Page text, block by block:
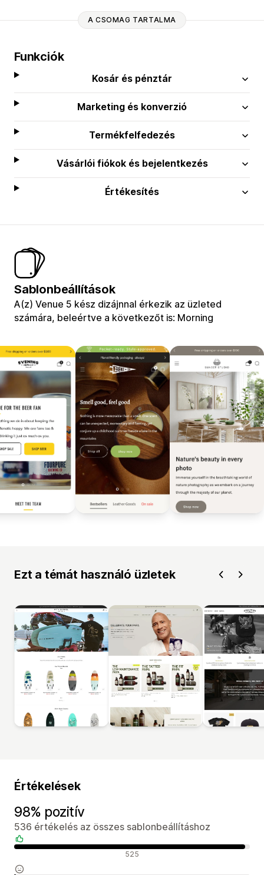
A CSOMAG TARTALMA
Funkciók
Kosár és pénztár
Marketing és konverzió
Termékfelfedezés
Vásárlói fiókok és bejelentkezés
Értékesítés
Sablonbeállítások
A(z) Venue 5 kész dizájnnal érkezik az üzleted
számára, beleértve a következőt is: Morning
Ezt a témát használó üzletek
Értékelések
98% pozitív
536 értékelés az összes sablonbeállításhoz
Pozitív értékelések 525